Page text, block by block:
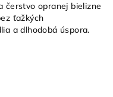
čerstvo opranej bielizne
ťažkých
a dlhodobá úspora.